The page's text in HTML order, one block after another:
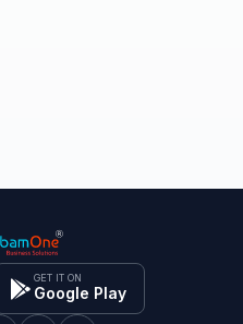
GET IT ON
Google Play